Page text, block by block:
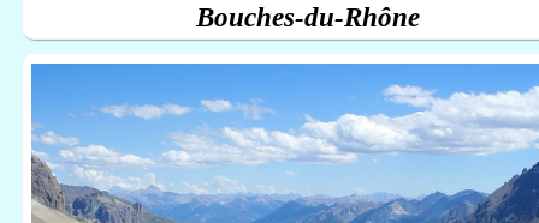
Bouches-du-Rhône